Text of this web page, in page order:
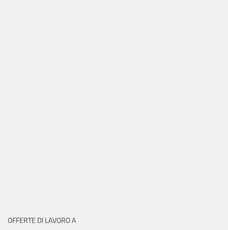
OFFERTE DI LAVORO A